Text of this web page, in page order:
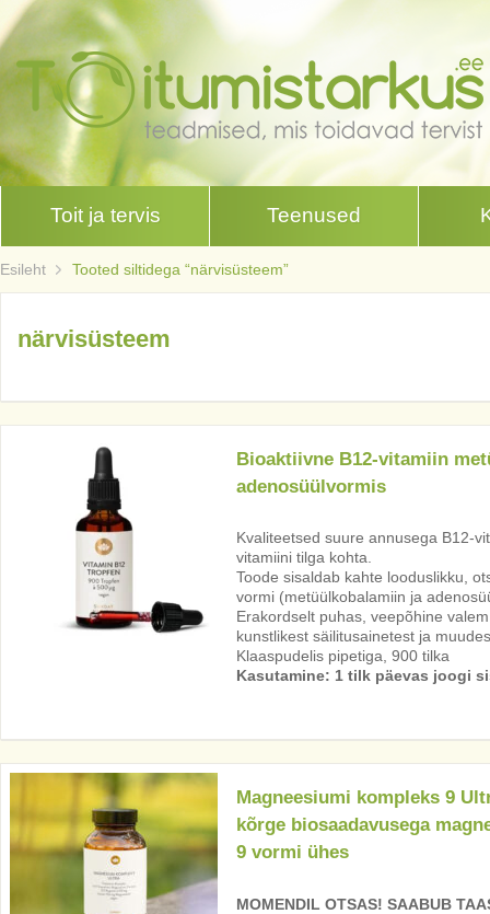
Toit ja tervis Teenused
Esileht Tooted siltidega “närvisüsteem”
närvisüsteem
Bioaktiivne B12-vitamiin
adenosüülvormis
Kvaliteetsed suure annusega B12-
vitamiini tilga kohta.
Toode sisaldab kahte looduslikku,
vormi (metüülkobalamiin ja
Erakordselt puhas, veepõhine
kunstlikest säilitusainetest ja
Klaaspudelis pipetiga, 900 tilka
Kasutamine: 1 tilk päevas joogi
Magneesiumi kompleks 9
kõrge biosaadavusega
9 vormi ühes
MOMENDIL OTSAS! SAABUB